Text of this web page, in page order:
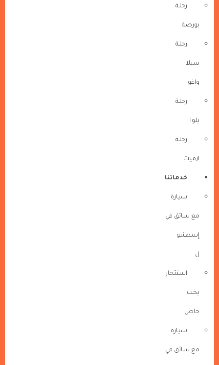
رحلة
بورصة
رحلة
شيلا
واغوا
رحلة
يلوا
رحلة
ازميت
خدماتنا
سيارة
مع سائق في
إسطنبو
ل
استئجار
يخت
خاص
سيارة
مع سائق في